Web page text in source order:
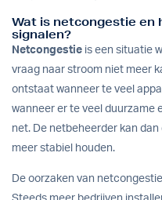
Wat is netcongestie en
signalen?
Netcongestie is een situatie
vraag naar stroom niet meer
ontstaat wanneer te veel
wanneer er te veel duurzame
net. De netbeheerder kan
meer stabiel houden.
De oorzaken van